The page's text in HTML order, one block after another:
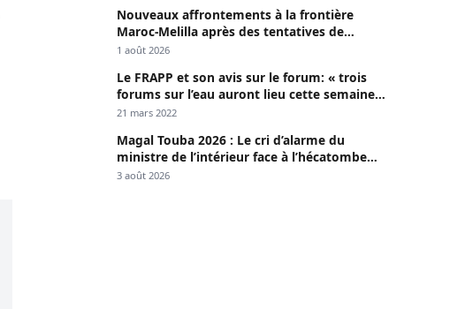
Nouveaux affrontements à la frontière
Maroc-Melilla après des tentatives de
passage
1 août 2026
Le FRAPP et son avis sur le forum: « trois
forums sur l’eau auront lieu cette semaine à
Dakar »
21 mars 2022
Magal Touba 2026 : Le cri d’alarme du
ministre de l’intérieur face à l’hécatombe
routière
3 août 2026